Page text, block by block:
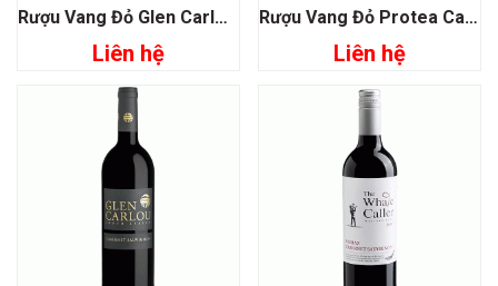
Rượu Vang Đỏ Glen Carlou Prestige Gravel Quarry
Liên hệ
Rượu Vang Đỏ Protea Cabernet Sauvignon
Liên hệ